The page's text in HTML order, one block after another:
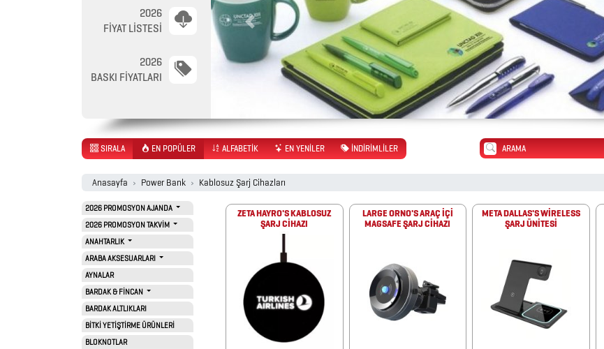
2026
FİYAT LİSTESİ
2026
BASKI FİYATLARI
Previous
SIRALA EN POPÜLER ALFABETİK EN YENİLER İNDİRİMLİLER
Anasayfa Power Bank Kablosuz Şarj Cihazları
2026 PROMOSYON AJANDA
2026 PROMOSYON TAKVİM
ANAHTARLIK
ARABA AKSESUARLARI
AYNALAR
BARDAK & FİNCAN
BARDAK ALTLIKLARI
BİTKİ YETİŞTİRME ÜRÜNLERİ
BLOKNOTLAR
ZETA HAYRO'S KABLOSUZ
ŞARJ CİHAZI
LARGE ORNO'S ARAÇ İÇİ
MAGSAFE ŞARJ CİHAZI
META DALLAS'S WİRELESS
ŞARJ ÜNİTESİ